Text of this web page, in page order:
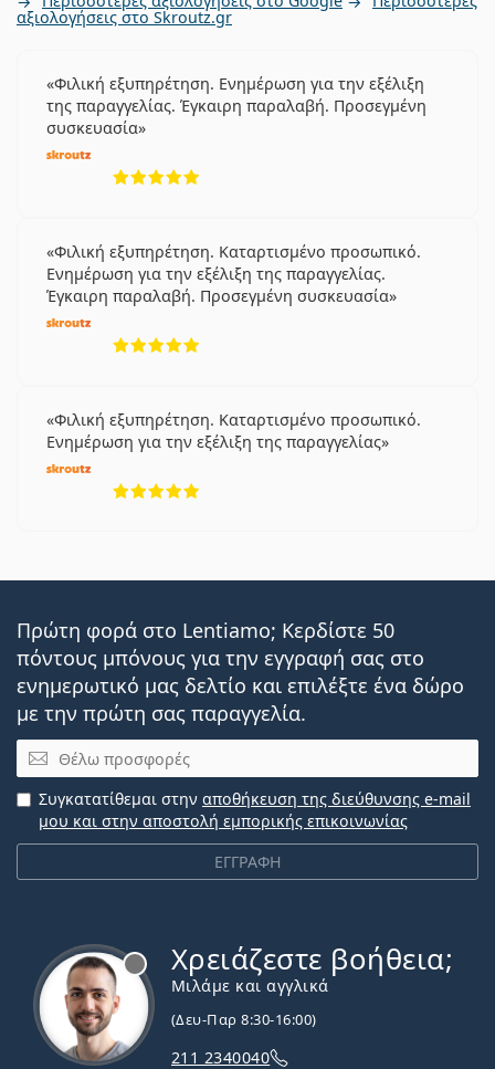
αξιολογήσεις στο Skroutz.gr
Φιλική εξυπηρέτηση. Ενημέρωση για την εξέλιξη
της παραγγελίας. Έγκαιρη παραλαβή. Προσεγμένη
συσκευασία
Φιλική εξυπηρέτηση. Καταρτισμένο προσωπικό.
Ενημέρωση για την εξέλιξη της παραγγελίας.
Έγκαιρη παραλαβή. Προσεγμένη συσκευασία
Φιλική εξυπηρέτηση. Καταρτισμένο προσωπικό.
Ενημέρωση για την εξέλιξη της παραγγελίας
Πρώτη φορά στο Lentiamo; Κερδίστε 50
πόντους μπόνους για την εγγραφή σας στο
ενημερωτικό μας δελτίο και επιλέξτε ένα δώρο
με την πρώτη σας παραγγελία.
Email
ΕΓΓΡΑΦΗ
Συγκατατίθεμαι στην αποθήκευση της διεύθυνσης e-mail
μου και στην αποστολή εμπορικής επικοινωνίας
Χρειάζεστε βοήθεια;
Μιλάμε και αγγλικά
(Δευ-Παρ 8:30-16:00)
211 2340040